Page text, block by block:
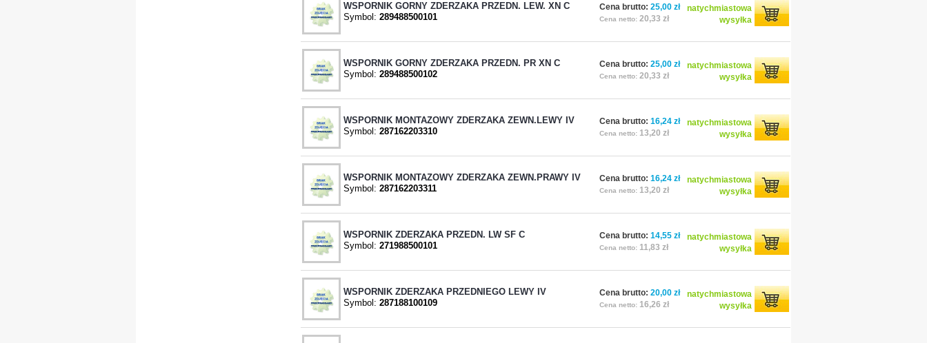
WSPORNIK GORNY ZDERZAKA PRZEDN. LEW. XN C
Symbol: 289488500101
Cena brutto: 25,00 zł
Cena netto: 20,33 zł
natychmiastowa
wysyłka
WSPORNIK GORNY ZDERZAKA PRZEDN. PR XN C
Symbol: 289488500102
Cena brutto: 25,00 zł
Cena netto: 20,33 zł
natychmiastowa
wysyłka
WSPORNIK MONTAZOWY ZDERZAKA ZEWN.LEWY IV
Symbol: 287162203310
Cena brutto: 16,24 zł
Cena netto: 13,20 zł
natychmiastowa
wysyłka
WSPORNIK MONTAZOWY ZDERZAKA ZEWN.PRAWY IV
Symbol: 287162203311
Cena brutto: 16,24 zł
Cena netto: 13,20 zł
natychmiastowa
wysyłka
WSPORNIK ZDERZAKA PRZEDN. LW SF C
Symbol: 271988500101
Cena brutto: 14,55 zł
Cena netto: 11,83 zł
natychmiastowa
wysyłka
WSPORNIK ZDERZAKA PRZEDNIEGO LEWY IV
Symbol: 287188100109
Cena brutto: 20,00 zł
Cena netto: 16,26 zł
natychmiastowa
wysyłka